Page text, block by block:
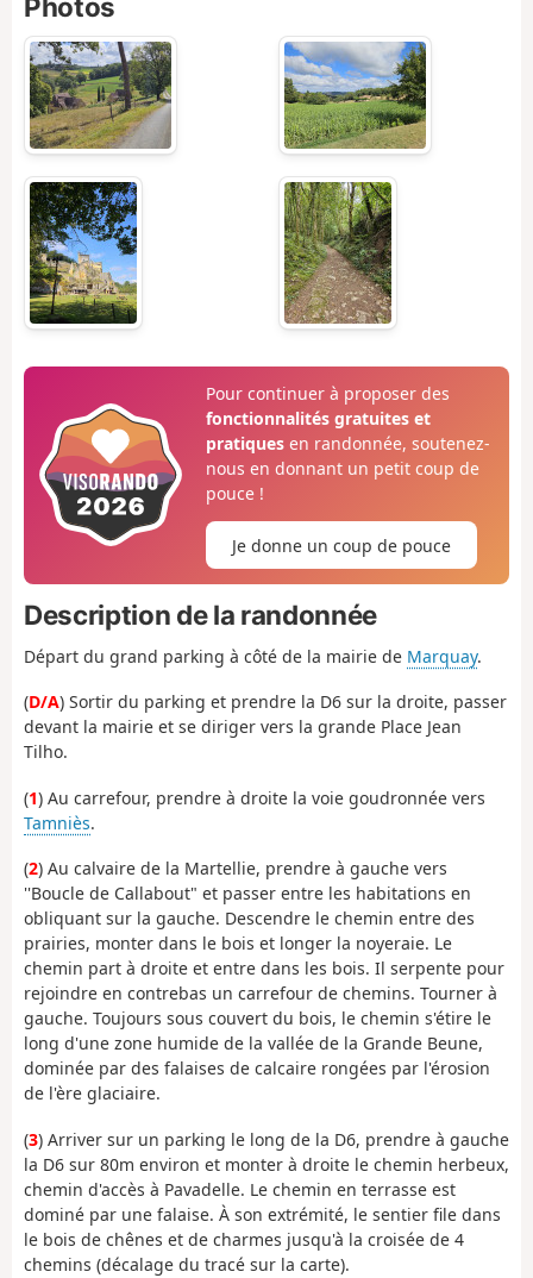
Photos
Pour continuer à proposer des
fonctionnalités gratuites et
pratiquesen randonnée, soutenez-
nous en donnant un petit coup de
pouce !
Je donne un coup de pouce
Description de la randonnée
Départ du grand parking à côté de la mairie de Marquay.
(D/A) Sortir du parking et prendre la D6 sur la droite, passer
devant la mairie et se diriger vers la grande Place Jean
Tilho.
(1) Au carrefour, prendre à droite la voie goudronnée vers
Tamniès.
(2) Au calvaire de la Martellie, prendre à gauche vers
''Boucle de Callabout" et passer entre les habitations en
obliquant sur la gauche. Descendre le chemin entre des
prairies, monter dans le bois et longer la noyeraie. Le
chemin part à droite et entre dans les bois. Il serpente pour
rejoindre en contrebas un carrefour de chemins. Tourner à
gauche. Toujours sous couvert du bois, le chemin s'étire le
long d'une zone humide de la vallée de la Grande Beune,
dominée par des falaises de calcaire rongées par l'érosion
de l'ère glaciaire.
(3) Arriver sur un parking le long de la D6, prendre à gauche
la D6 sur 80m environ et monter à droite le chemin herbeux,
chemin d'accès à Pavadelle. Le chemin en terrasse est
dominé par une falaise. À son extrémité, le sentier file dans
le bois de chênes et de charmes jusqu'à la croisée de 4
chemins (décalage du tracé sur la carte).